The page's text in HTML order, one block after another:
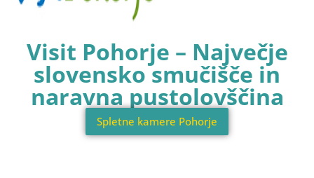
Visit Pohorje – Največje
slovensko smučišče in
naravna pustolovščina
Spletne kamere Pohorje